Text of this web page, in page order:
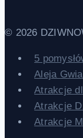
© 2026
5
Aleja
Atrakcje
Atrakcje
Atrakcje